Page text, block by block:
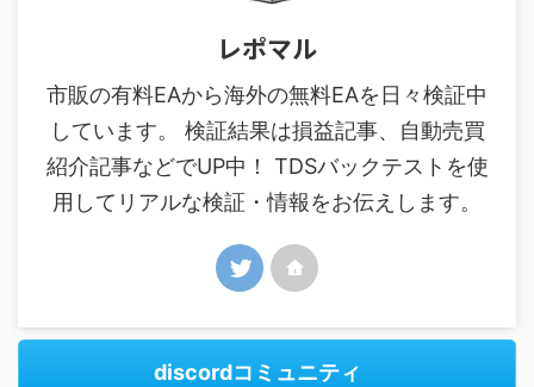
レポマル
市販の有料EAから海外の無料EAを日々検証中
しています。 検証結果は損益記事、自動売買
紹介記事などでUP中！ TDSバックテストを使
用してリアルな検証・情報をお伝えします。
discordコミュニティ